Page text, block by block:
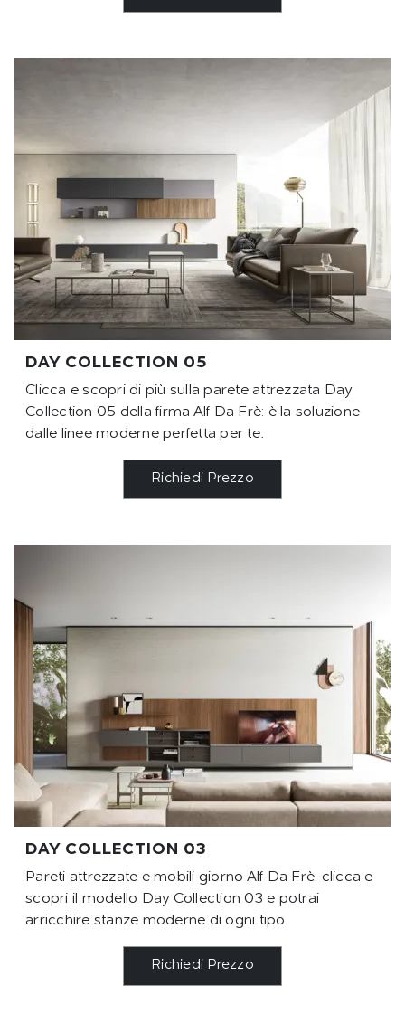
DAY COLLECTION 05
Clicca e scopri di più sulla parete attrezzata Day
Collection 05 della firma Alf Da Frè: è la soluzione
dalle linee moderne perfetta per te.
Richiedi Prezzo
DAY COLLECTION 03
Pareti attrezzate e mobili giorno Alf Da Frè: clicca e
scopri il modello Day Collection 03 e potrai
arricchire stanze moderne di ogni tipo.
Richiedi Prezzo